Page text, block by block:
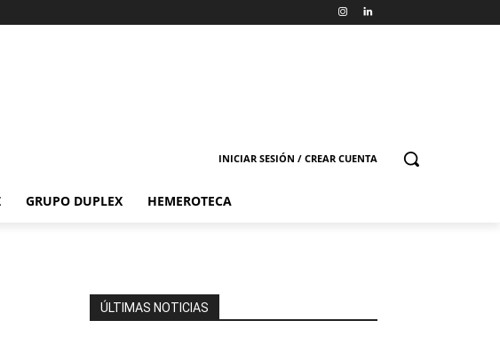
INICIAR SESIÓN / CREAR CUENTA
GRUPO DUPLEX HEMEROTECA
ÚLTIMAS NOTICIAS